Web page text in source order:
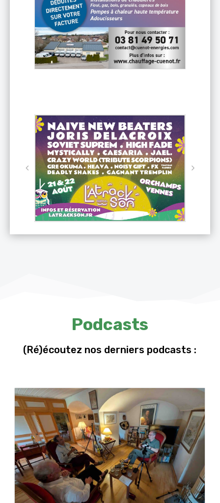
Podcasts
(Ré)écoutez nos derniers podcasts :